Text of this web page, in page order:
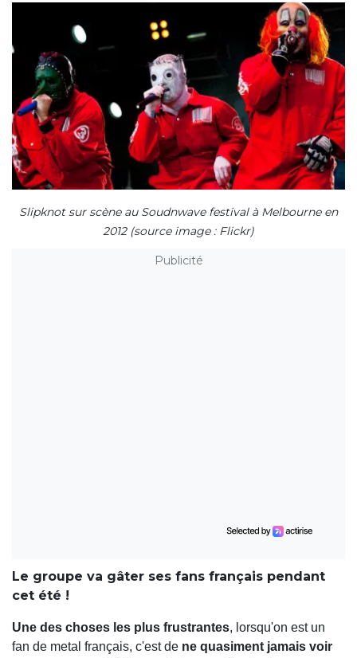
Slipknot sur scène au Soudnwave festival à Melbourne en
2012 (source image : Flickr)
Publicité
Le groupe va gâter ses fans français pendant
cet été !
Une des choses les plus frustrantes, lorsqu'on est un
fan de metal français, c'est de ne quasiment jamais voir